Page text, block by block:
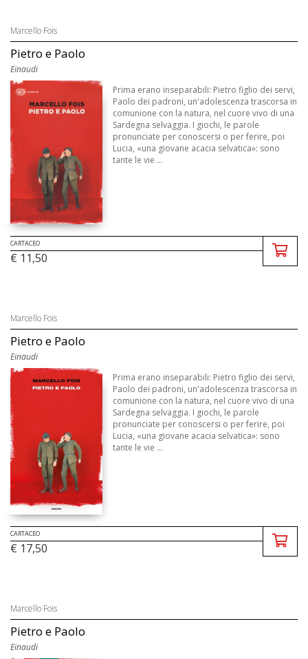
Marcello Fois
Pietro e Paolo
Einaudi
Prima erano inseparabili: Pietro figlio dei servi,
Paolo dei padroni, un'adolescenza trascorsa in
comunione con la natura, nel cuore vivo di una
Sardegna selvaggia. I giochi, le parole
pronunciate per conoscersi o per ferire, poi
Lucia, «una giovane acacia selvatica»: sono
tante le vie ...
CARTACEO
€ 11,50
Marcello Fois
Pietro e Paolo
Einaudi
Prima erano inseparabili: Pietro figlio dei servi,
Paolo dei padroni, un'adolescenza trascorsa in
comunione con la natura, nel cuore vivo di una
Sardegna selvaggia. I giochi, le parole
pronunciate per conoscersi o per ferire, poi
Lucia, «una giovane acacia selvatica»: sono
tante le vie ...
CARTACEO
€ 17,50
Marcello Fois
Pietro e Paolo
Einaudi